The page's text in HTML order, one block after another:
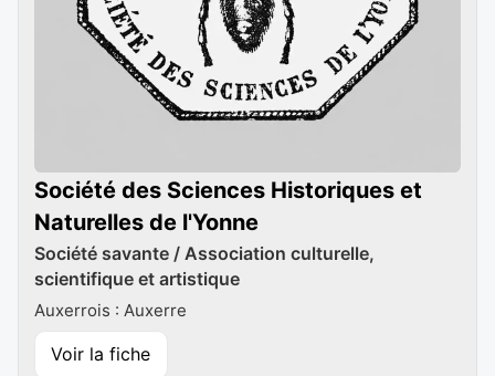
Société des Sciences Historiques et
Naturelles de l'Yonne
Société savante / Association culturelle,
scientifique et artistique
Auxerrois : Auxerre
Voir la fiche